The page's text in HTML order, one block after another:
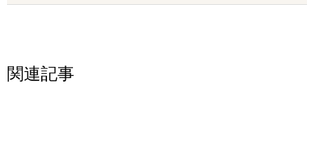
関連記事